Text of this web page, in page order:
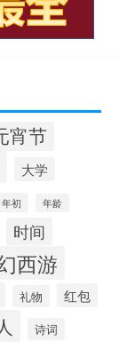
宵节
大学
年初 年龄
时间
西游
礼物 红包
诗词